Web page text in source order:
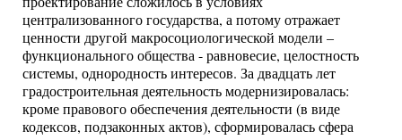
централизованного государства, а потому отражает
ценности другой макросоциологической модели –
функционального общества - равновесие, целостность
системы, однородность интересов. За двадцать лет
градостроительная деятельность модернизировалась:
кроме правового обеспечения деятельности (в виде
кодексов, подзаконных актов), сформировалась сфера